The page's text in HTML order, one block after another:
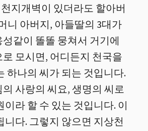
지개벽이 있더라도 할아버
니 아버지, 아들딸의 3대가
같이 똘똘 뭉쳐서 거기에
모시면, 어디든지 천국을
하나의 씨가 되는 것입니다.
사랑의 씨요, 생명의 씨로
이라 할 수 있는 것입니다. 이
니다. 그렇지 않으면 지상천